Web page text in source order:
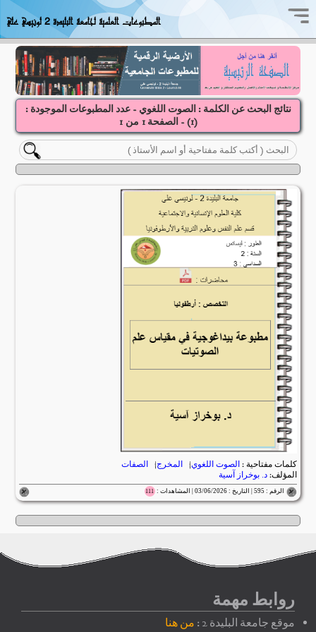
المطبوعات العلمية لجامعة البليدة 2 لونيسي علي
نتائج البحث عن الكلمة : الصوت اللغوي - عدد المطبوعات الموجودة :
(
1) - الصفحة1 من1
كلمات مفتاحية : الصوت اللغوي| المخرج| الصفات
المؤلف:د. بوخراز آسية
الرقم : 595 | التاريخ : 03/06/2026 | المشاهدات : 111
روابط مهمة
موقع جامعة البليدة 2 : من هنا